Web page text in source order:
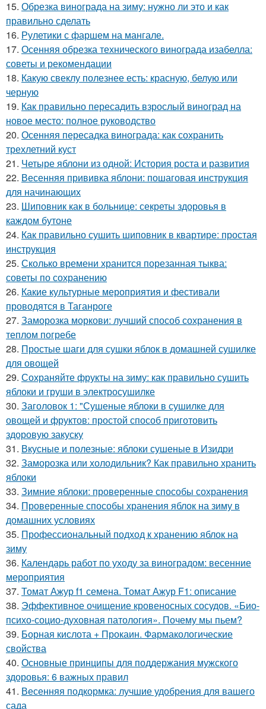
15. Обрезка винограда на зиму: нужно ли это и как
правильно сделать
16. Рулетики с фаршем на мангале.
17. Осенняя обрезка технического винограда изабелла:
советы и рекомендации
18. Какую свеклу полезнее есть: красную, белую или
черную
19. Как правильно пересадить взрослый виноград на
новое место: полное руководство
20. Осенняя пересадка винограда: как сохранить
трехлетний куст
21. Четыре яблони из одной: История роста и развития
22. Весенняя прививка яблони: пошаговая инструкция
для начинающих
23. Шиповник как в больнице: секреты здоровья в
каждом бутоне
24. Как правильно сушить шиповник в квартире: простая
инструкция
25. Сколько времени хранится порезанная тыква:
советы по сохранению
26. Какие культурные мероприятия и фестивали
проводятся в Таганроге
27. Заморозка моркови: лучший способ сохранения в
теплом погребе
28. Простые шаги для сушки яблок в домашней сушилке
для овощей
29. Сохраняйте фрукты на зиму: как правильно сушить
яблоки и груши в электросушилке
30. Заголовок 1: "Сушеные яблоки в сушилке для
овощей и фруктов: простой способ приготовить
здоровую закуску
31. Вкусные и полезные: яблоки сушеные в Изидри
32. Заморозка или холодильник? Как правильно хранить
яблоки
33. Зимние яблоки: проверенные способы сохранения
34. Проверенные способы хранения яблок на зиму в
домашних условиях
35. Профессиональный подход к хранению яблок на
зиму
36. Календарь работ по уходу за виноградом: весенние
мероприятия
37. Томат Ажур f1 семена. Томат Ажур F1: описание
38. Эффективное очищение кровеносных сосудов. «Био-
психо-социо-духовная патология». Почему мы пьем?
39. Борная кислота + Прокаин. Фармакологические
свойства
40. Основные принципы для поддержания мужского
здоровья: 6 важных правил
41. Весенняя подкормка: лучшие удобрения для вашего
сада